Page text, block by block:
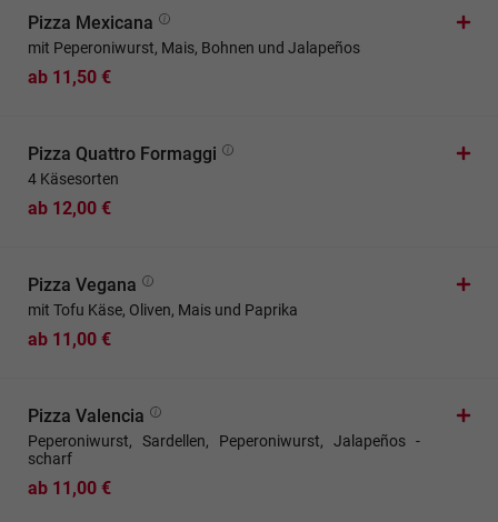
Pizza Mexicana
mit Peperoniwurst, Mais, Bohnen und Jalapeños
ab 11,50 €
Pizza Quattro Formaggi
4 Käsesorten
ab 12,00 €
Pizza Vegana
mit Tofu Käse, Oliven, Mais und Paprika
ab 11,00 €
Pizza Valencia
Peperoniwurst, Sardellen, Peperoniwurst, Jalapeños -
scharf
ab 11,00 €